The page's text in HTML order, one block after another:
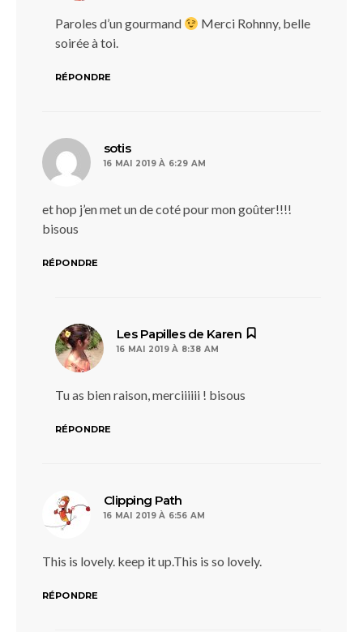
Paroles d’un gourmand
Merci Rohnny, belle
soirée à toi.
RÉPONDRE
sotisdit :
16 MAI 2019 À 6:29 AM
et hop j’en met un de coté pour mon goûter!!!!
bisous
RÉPONDRE
Les Papilles de Karen
16 MAI 2019 À 8:38 AM
Tu as bien raison, merciiiiii ! bisous
RÉPONDRE
Clipping Path
16 MAI 2019 À 6:56 AM
This is lovely. keep it up.This is so lovely.
RÉPONDRE